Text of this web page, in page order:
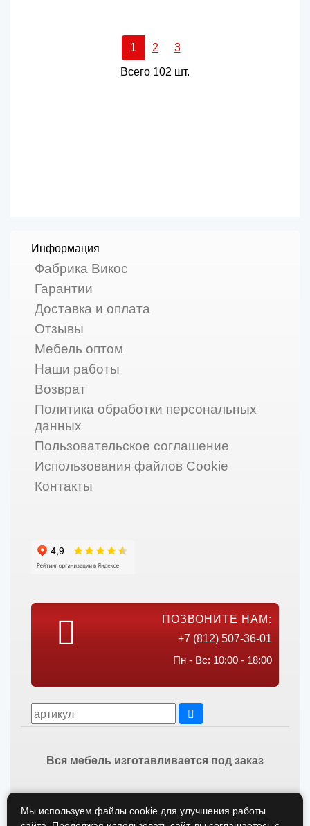
1 2 3
Всего 102 шт.
Информация
Фабрика Викос
Гарантии
Доставка и оплата
Отзывы
Мебель оптом
Наши работы
Возврат
Политика обработки персональных
данных
Пользовательское соглашение
Использования файлов Cookie
Контакты
ПОЗВОНИТЕ НАМ:
+7 (812) 507-36-01
Пн - Вс: 10:00 - 18:00
Вся мебель изготавливается под заказ
Мы используем файлы cookie для улучшения работы